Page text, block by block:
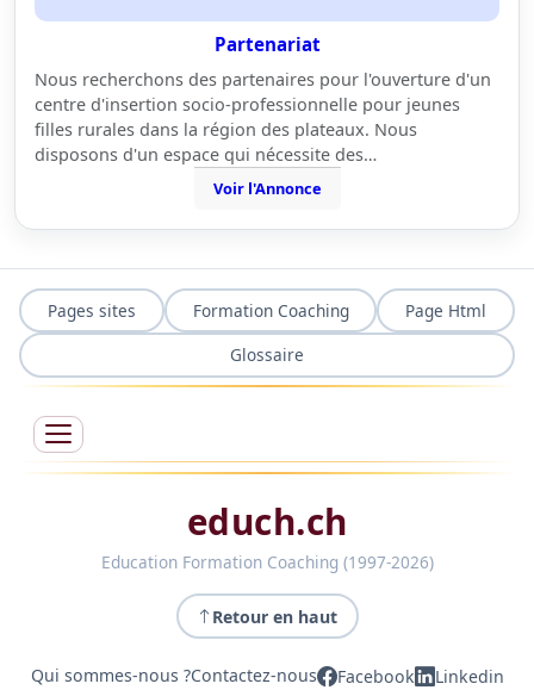
Partenariat
Nous recherchons des partenaires pour l'ouverture d'un
centre d'insertion socio-professionnelle pour jeunes
filles rurales dans la région des plateaux. Nous
disposons d'un espace qui nécessite des…
Voir l'Annonce
Pages sites Formation Coaching
Page Html
Glossaire
educh.ch
Education Formation Coaching (1997-2026)
Retour en haut
Qui sommes-nous ?Contactez-nous Facebook Linkedin